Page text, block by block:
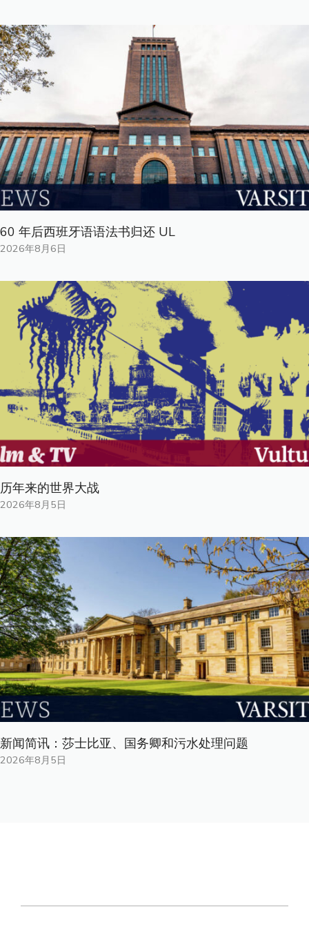
60 年后西班牙语语法书归还 UL
2026年8月6日
历年来的世界大战
2026年8月5日
新闻简讯：莎士比亚、国务卿和污水处理问题
2026年8月5日